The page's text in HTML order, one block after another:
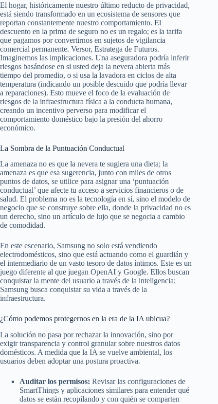
El hogar, históricamente nuestro último reducto de privacidad,
está siendo transformado en un ecosistema de sensores que
reportan constantemente nuestro comportamiento. El
descuento en la prima de seguro no es un regalo; es la tarifa
que pagamos por convertirnos en sujetos de vigilancia
comercial permanente. Versor, Estratega de Futuros.
Imaginemos las implicaciones. Una aseguradora podría inferir
riesgos basándose en si usted deja la nevera abierta más
tiempo del promedio, o si usa la lavadora en ciclos de alta
temperatura (indicando un posible descuido que podría llevar
a reparaciones). Esto mueve el foco de la evaluación de
riesgos de la infraestructura física a la conducta humana,
creando un incentivo perverso para modificar el
comportamiento doméstico bajo la presión del ahorro
económico.
La Sombra de la Puntuación Conductual
La amenaza no es que la nevera te sugiera una dieta; la
amenaza es que esa sugerencia, junto con miles de otros
puntos de datos, se utilice para asignar una ‘puntuación
conductual’ que afecte tu acceso a servicios financieros o de
salud. El problema no es la tecnología en sí, sino el modelo de
negocio que se construye sobre ella, donde la privacidad no es
un derecho, sino un artículo de lujo que se negocia a cambio
de comodidad.
En este escenario, Samsung no solo está vendiendo
electrodomésticos, sino que está actuando como el guardián y
el intermediario de un vasto tesoro de datos íntimos. Este es un
juego diferente al que juegan OpenAI y Google. Ellos buscan
conquistar la mente del usuario a través de la inteligencia;
Samsung busca conquistar su vida a través de la
infraestructura.
¿Cómo podemos protegernos en la era de la IA ubicua?
La solución no pasa por rechazar la innovación, sino por
exigir transparencia y control granular sobre nuestros datos
domésticos. A medida que la IA se vuelve ambiental, los
usuarios deben adoptar una postura proactiva.
Auditar los permisos: Revisar las configuraciones de
SmartThings y aplicaciones similares para entender qué
datos se están recopilando y con quién se comparten